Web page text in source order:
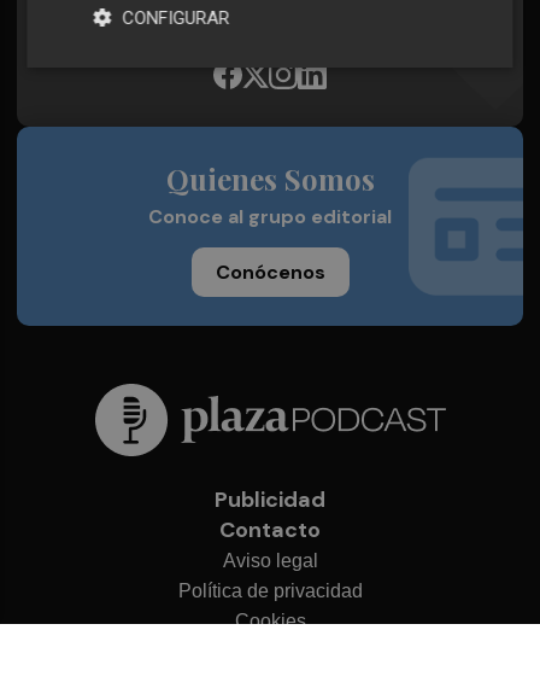
Plaza Podcast, desde cualquier medio
Quienes Somos
Conoce al grupo editorial
Conócenos
Publicidad
Contacto
Aviso legal
Política de privacidad
Cookies
CONFIGURAR